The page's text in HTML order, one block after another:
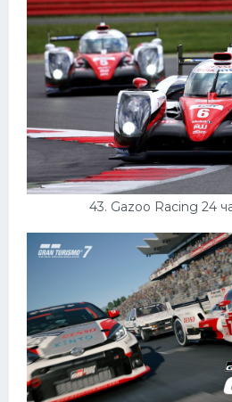
43. Gazoo Racing 24